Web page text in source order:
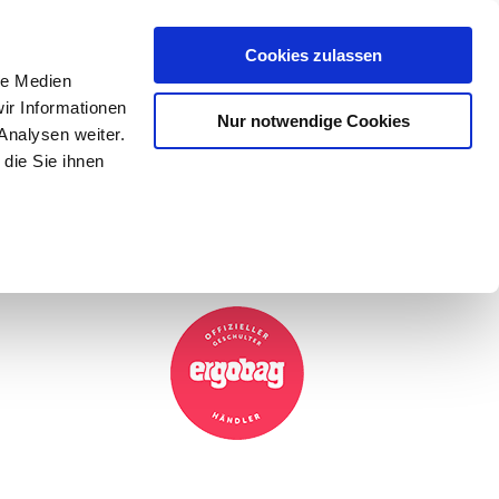
Medien
Informationen
weiter.
Sie ihnen
Cookies zulassen
Nur notwendige Cookies
0,00 €